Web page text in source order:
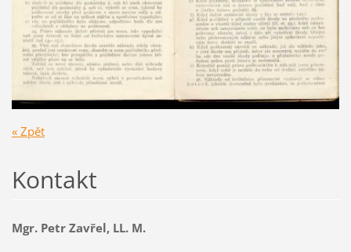
« Zpět
Kontakt
Mgr. Petr Zavřel, LL. M.